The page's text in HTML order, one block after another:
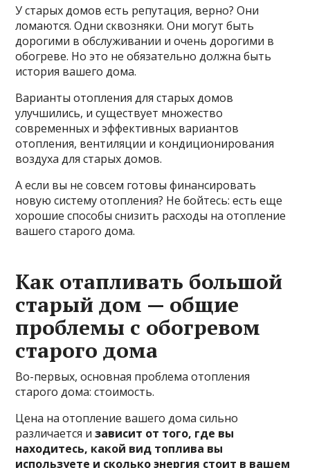
У старых домов есть репутация, верно? Они
ломаются. Одни сквозняки. Они могут быть
дорогими в обслуживании и очень дорогими в
обогреве. Но это не обязательно должна быть
история вашего дома.
Варианты отопления для старых домов
улучшились, и существует множество
современных и эффективных вариантов
отопления, вентиляции и кондиционирования
воздуха для старых домов.
А если вы не совсем готовы финансировать
новую систему отопления? Не бойтесь: есть еще
хорошие способы снизить расходы на отопление
вашего старого дома.
Как отапливать большой
старый дом — общие
проблемы с обогревом
старого дома
Во-первых, основная проблема отопления
старого дома: стоимость.
Цена на отопление вашего дома сильно
различается изависит от того, где вы
находитесь, какой вид топлива вы
используете и сколько энергия стоит в вашем